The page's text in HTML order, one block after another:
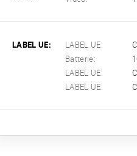
LABEL UE: LABEL UE:
Batterie:
LABEL UE:
LABEL UE: